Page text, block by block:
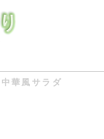
華風サラダ